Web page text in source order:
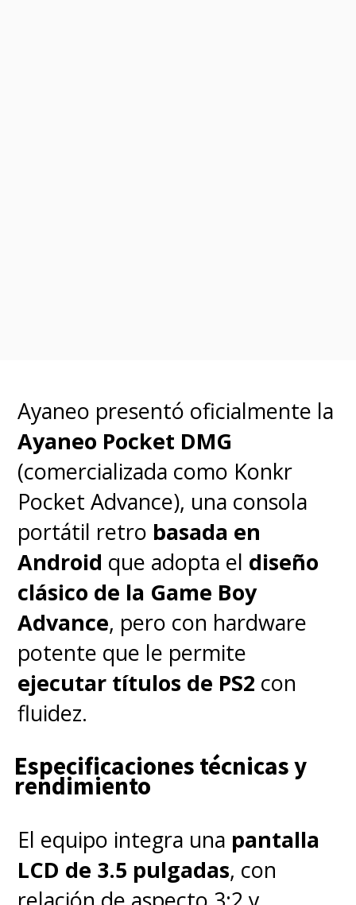
El proyecto cinematográfico,
anunciado en 2023, tiene aWes
Ballen la dirección, quien
encabezóMaze
Runner yKingdom of the Planet
of the Apes(El Planeta de los
Simios: Nuevo Reino).
Ball había expresado en 2024
alucinante" para este salto a
la acción real de Hyrule con
Link, la Princesa Zelda y
Ganondorf , buscando dar vida a
una película quelogre
Ayaneo presentó oficialmente la
Ayaneo Pocket DMG
(comercializada como Konkr
Pocket Advance), una consola
portátil retro basada en
Android que adopta el diseño
clásico de la Game Boy
Advance, pero con hardware
potente que le permite
ejecutar títulos de PS2 con
fluidez.
Especificaciones técnicas y
rendimiento
El equipo integra una pantalla
LCD de 3.5 pulgadas, con